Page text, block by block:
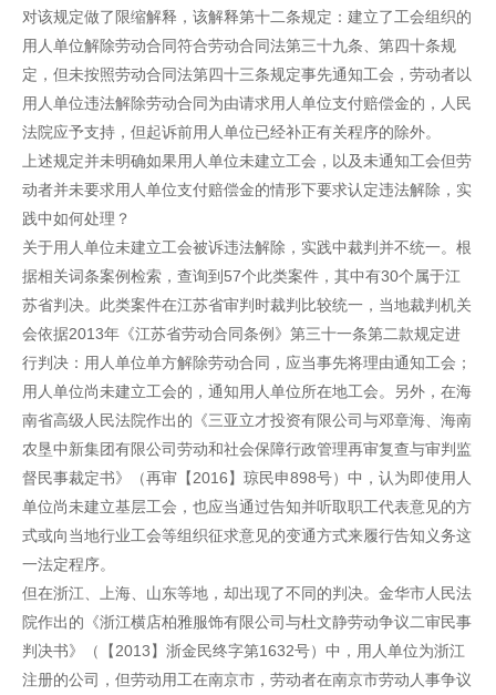
对该规定做了限缩解释，该解释第十二条规定：建立了工会组织的
用人单位解除劳动合同符合劳动合同法第三十九条、第四十条规
定，但未按照劳动合同法第四十三条规定事先通知工会，劳动者以
用人单位违法解除劳动合同为由请求用人单位支付赔偿金的，人民
法院应予支持，但起诉前用人单位已经补正有关程序的除外。
上述规定并未明确如果用人单位未建立工会，以及未通知工会但劳
动者并未要求用人单位支付赔偿金的情形下要求认定违法解除，实
践中如何处理？
关于用人单位未建立工会被诉违法解除，实践中裁判并不统一。根
据相关词条案例检索，查询到57个此类案件，其中有30个属于江
苏省判决。此类案件在江苏省审判时裁判比较统一，当地裁判机关
会依据2013年《江苏省劳动合同条例》第三十一条第二款规定进
行判决：用人单位单方解除劳动合同，应当事先将理由通知工会；
用人单位尚未建立工会的，通知用人单位所在地工会。另外，在海
南省高级人民法院作出的《三亚立才投资有限公司与邓章海、海南
农垦中新集团有限公司劳动和社会保障行政管理再审复查与审判监
督民事裁定书》（再审【2016】琼民申898号）中，认为即使用人
单位尚未建立基层工会，也应当通过告知并听取职工代表意见的方
式或向当地行业工会等组织征求意见的变通方式来履行告知义务这
一法定程序。
但在浙江、上海、山东等地，却出现了不同的判决。金华市人民法
院作出的《浙江横店柏雅服饰有限公司与杜文静劳动争议二审民事
判决书》（【2013】浙金民终字第1632号）中，用人单位为浙江
注册的公司，但劳动用工在南京市，劳动者在南京市劳动人事争议